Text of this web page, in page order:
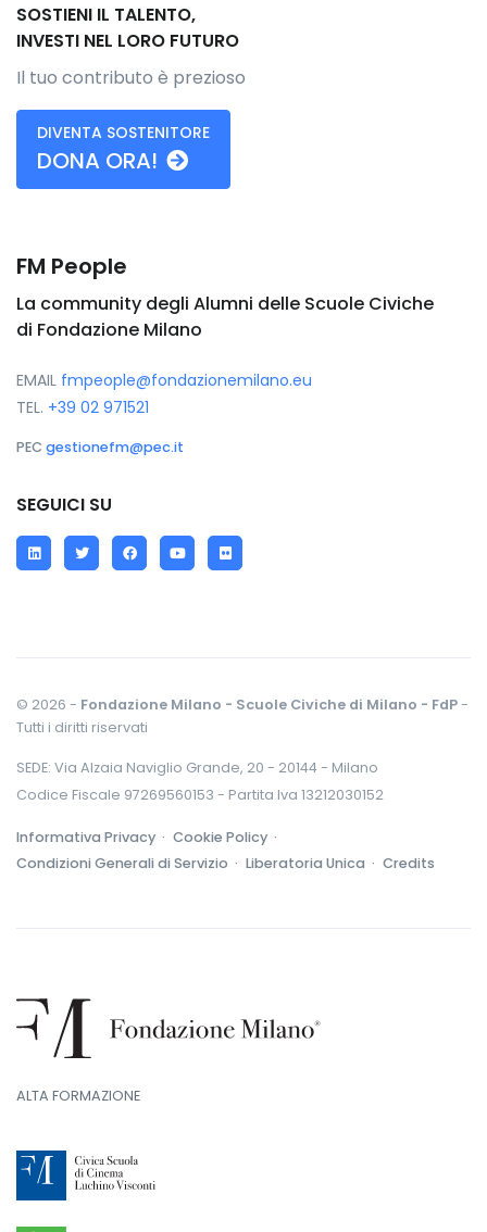
SOSTIENI IL TALENTO,
INVESTI NEL LORO FUTURO
Il tuo contributo è prezioso
DIVENTA SOSTENITORE
DONA ORA!
FM People
La community degli Alumni delle Scuole Civiche
di Fondazione Milano
EMAIL fmpeople@fondazionemilano.eu
TEL. +39 02 971521
PEC gestionefm@pec.it
SEGUICI SU
LinkedInTwitterFacebookYouTube
Flickr
© 2026 - Fondazione Milano - Scuole Civiche di Milano - FdP-
Tutti i diritti riservati
SEDE: Via Alzaia Naviglio Grande, 20 - 20144 - Milano
Codice Fiscale 97269560153 - Partita Iva 13212030152
Informativa Privacy · Cookie Policy ·
Condizioni Generali di Servizio · Liberatoria Unica · Credits
ALTA FORMAZIONE